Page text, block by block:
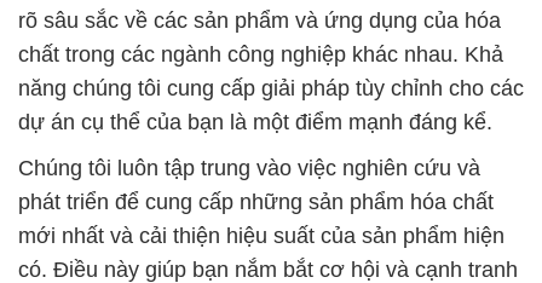
rõ sâu sắc về các sản phẩm và ứng dụng của hóa
chất trong các ngành công nghiệp khác nhau. Khả
năng chúng tôi cung cấp giải pháp tùy chỉnh cho các
dự án cụ thể của bạn là một điểm mạnh đáng kể.
Chúng tôi luôn tập trung vào việc nghiên cứu và
phát triển để cung cấp những sản phẩm hóa chất
mới nhất và cải thiện hiệu suất của sản phẩm hiện
có. Điều này giúp bạn nắm bắt cơ hội và cạnh tranh